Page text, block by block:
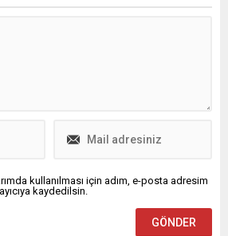
kullanılması için adım, e-posta adresim
kaydedilsin.